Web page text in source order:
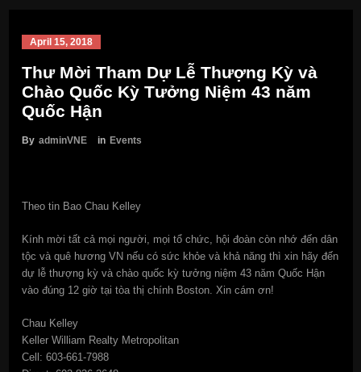
April 15, 2018
Thư Mời Tham Dự Lễ Thượng Kỳ và
Chào Quốc Kỳ Tưởng Niệm 43 năm
Quốc Hận
By adminVNE in Events
Theo tin Bao Chau Kelley
Kính mời tất cả mọi người, mọi tổ chức, hội đoàn còn nhớ đến dân
tộc và quê hương VN nếu có sức khỏe và khả năng thì xin hãy đến
dự lễ thượng kỳ và chào quốc kỳ tưởng niệm 43 năm Quốc Hận
vào đúng 12 giờ tại tòa thị chính Boston. Xin cám ơn!
Chau Kelley
Keller William Realty Metropolitan
Cell: 603-661-7988